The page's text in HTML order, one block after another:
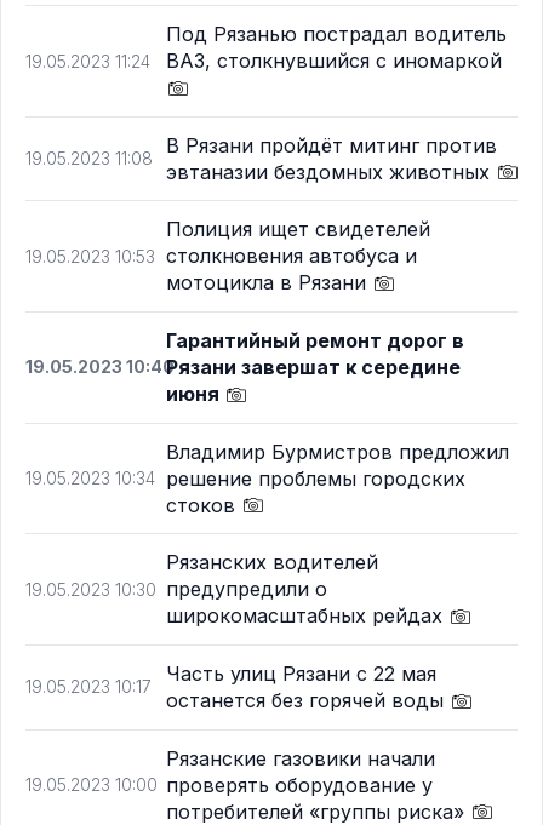
19.05.2023 11:24
Под Рязанью пострадал водитель
ВАЗ, столкнувшийся с иномаркой
19.05.2023 11:08
В Рязани пройдёт митинг против
эвтаназии бездомных животных
19.05.2023 10:53
Полиция ищет свидетелей
столкновения автобуса и
мотоцикла в Рязани
19.05.2023 10:40
Гарантийный ремонт дорог в
Рязани завершат к середине
июня
19.05.2023 10:34
Владимир Бурмистров предложил
решение проблемы городских
стоков
19.05.2023 10:30
Рязанских водителей
предупредили о
широкомасштабных рейдах
19.05.2023 10:17
Часть улиц Рязани с 22 мая
останется без горячей воды
19.05.2023 10:00
Рязанские газовики начали
проверять оборудование у
потребителей «группы риска»